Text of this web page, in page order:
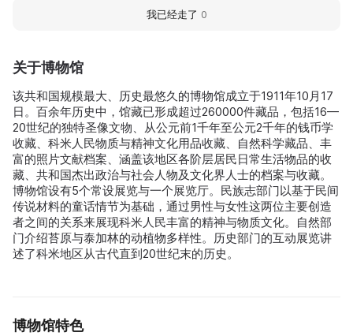
关于博物馆
该共和国规模最大、历史最悠久的博物馆成立于1911年10月17
日。百余年历史中，馆藏已形成超过260000件藏品，包括16—
20世纪的独特圣像文物、从公元前1千年至公元2千年的钱币学
收藏、科米人民物质与精神文化用品收藏、自然科学藏品、丰
富的照片文献档案、涵盖该地区各阶层居民日常生活物品的收
藏、共和国杰出政治与社会人物及文化界人士的档案与收藏。
博物馆设有5个常设展览与一个展览厅。民族志部门以基于民间
传说材料的童话情节为基础，通过男性与女性这两位主要创造
者之间的关系来展现科米人民丰富的精神与物质文化。自然部
门介绍苔原与泰加林的动植物多样性。历史部门的互动展览讲
述了科米地区从古代直到20世纪末的历史。
博物馆特色
我已经走了 0